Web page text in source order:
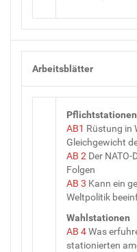
Arbeitsblätter
Pflichtstationen
AB1 Rüstung in
Gleichgewicht
AB 2 Der
Folgen
AB 3 Kann ein
Weltpolitik
Wahlstationen
AB 4Was
stationierten